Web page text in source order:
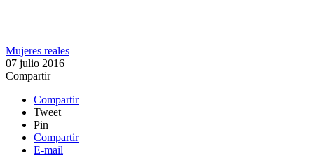
Mujeres reales
07 julio 2016
Compartir
Compartir
Tweet
Pin
Compartir
E-mail